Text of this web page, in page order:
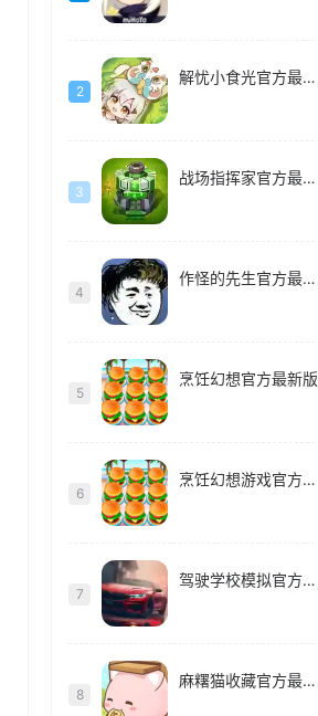
2
解忧小食光官方最新版
3
战场指挥家官方最新版
4
作怪的先生官方最新版
5
烹饪幻想官方最新版
6
烹饪幻想游戏官方最新版
7
驾驶学校模拟官方最新版
8
麻糬猫收藏官方最新版